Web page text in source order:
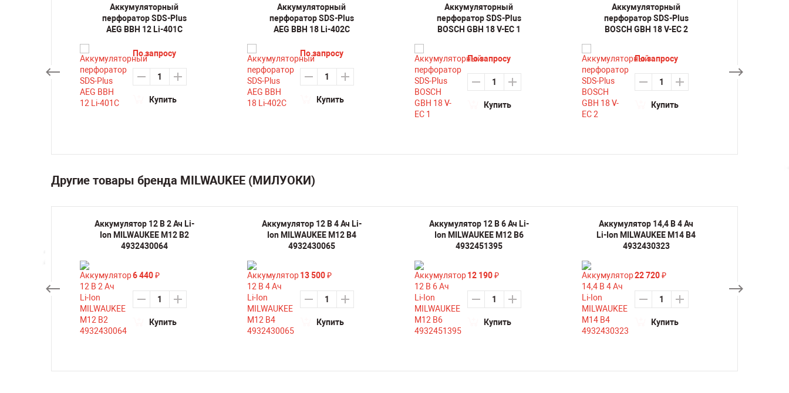
Аккумуляторный
перфоратор SDS-Plus
AEG BBH 12 Li-401C
По запросу
Купить
Аккумуляторный
перфоратор SDS-Plus
AEG BBH 18 Li-402C
По запросу
Купить
Аккумуляторный
перфоратор SDS-Plus
BOSCH GBH 18 V-EC 1
По запросу
Купить
Аккумуляторный
перфоратор SDS-Plus
BOSCH GBH 18 V-EC 2
По запросу
Купить
Другие товары бренда MILWAUKEE (МИЛУОКИ)
Аккумулятор 12 В 2 Ач Li-
Ion MILWAUKEE M12 B2
4932430064
6 440 ₽
Купить
Аккумулятор 12 В 4 Ач Li-
Ion MILWAUKEE M12 B4
4932430065
13 500 ₽
Купить
Аккумулятор 12 В 6 Ач Li-
Ion MILWAUKEE M12 B6
4932451395
12 190 ₽
Купить
Аккумулятор 14,4 В 4 Ач
Li-Ion MILWAUKEE M14 B4
4932430323
22 720 ₽
Купить